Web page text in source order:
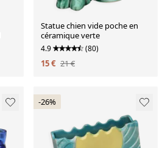
Statue chien vide poche en
céramique verte
4.9 (80)
15 € 21 €
-26%